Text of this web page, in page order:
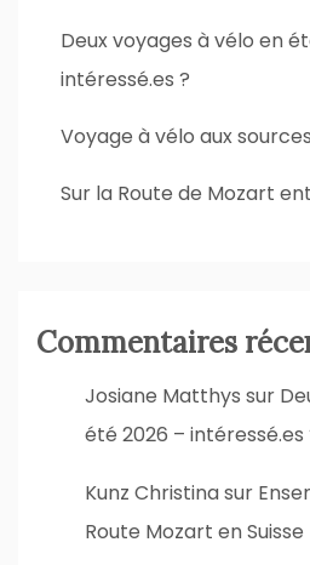
Deux voyages à vélo en
intéressé.es ?
Voyage à vélo aux
Sur la Route de Mozart
Commentaires
Josiane Matthys sur
été 2026 – intéressé.es
Kunz Christinasur
Route Mozart en Suisse